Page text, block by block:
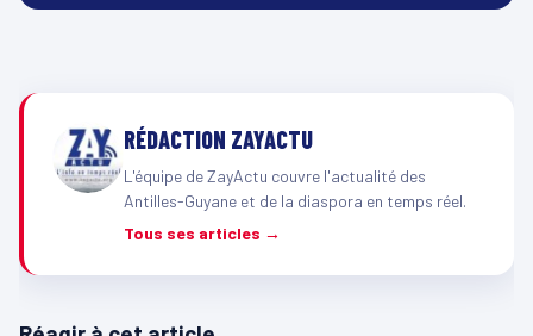
RÉDACTION ZAYACTU
L'équipe de ZayActu couvre l'actualité des
Antilles-Guyane et de la diaspora en temps réel.
Tous ses articles →